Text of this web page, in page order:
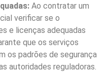
Ao contratar um
verificar se o
e licenças adequadas
que os serviços
os padrões de segurança
autoridades reguladoras.